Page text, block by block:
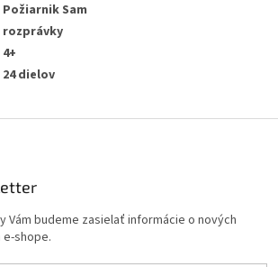
Požiarnik Sam
rozprávky
4+
24 dielov
Vám budeme zasielať informácie o nových
shope.